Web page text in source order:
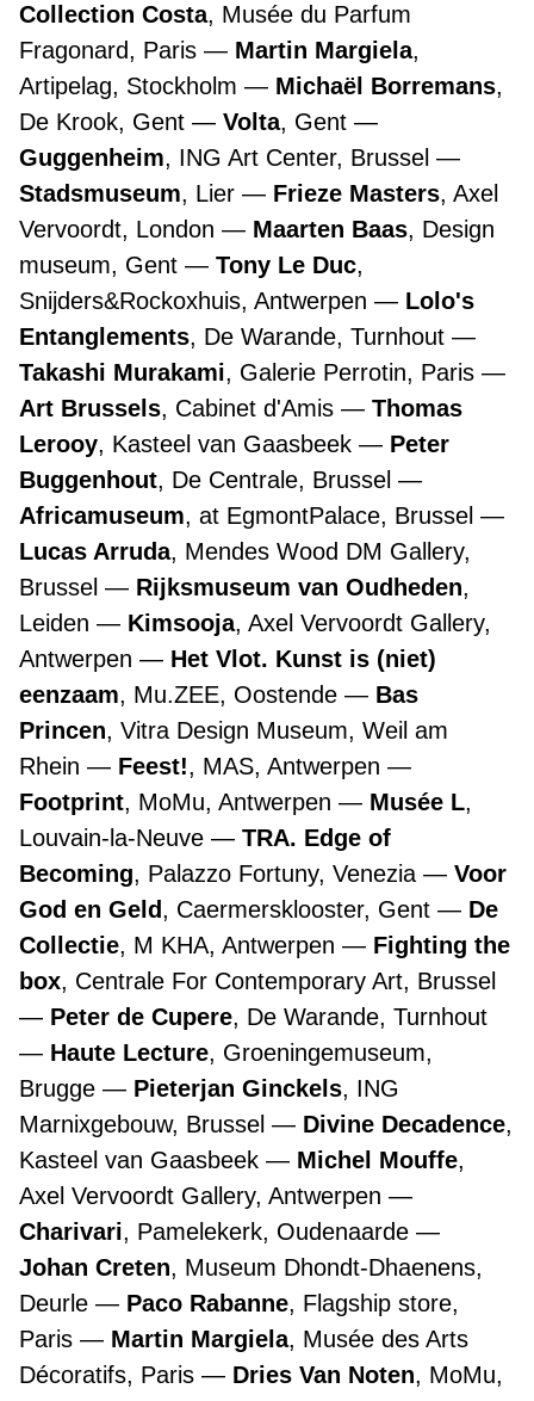
Collection Costa, Musée du Parfum
Fragonard, Paris
Martin Margiela,
Artipelag, Stockholm
Michaël Borremans,
De Krook, Gent
Volta, Gent
Guggenheim, ING Art Center, Brussel
Stadsmuseum, Lier Frieze Masters, Axel
Vervoordt, London
Maarten Baas, Design
museum, Gent
Tony Le Duc,
Snijders&Rockoxhuis, Antwerpen
Lolo's
Entanglements, De Warande, Turnhout
Takashi Murakami, Galerie Perrotin, Paris
Art Brussels, Cabinet d'Amis
Thomas
Lerooy, Kasteel van Gaasbeek
Peter
Buggenhout, De Centrale, Brussel
Africamuseum, at EgmontPalace, Brussel
Lucas Arruda, Mendes Wood DM Gallery,
Brussel
Rijksmuseum van Oudheden,
Leiden
Kimsooja, Axel Vervoordt Gallery,
Antwerpen
Het Vlot. Kunst is (niet)
eenzaam, Mu.ZEE, Oostende
Bas
Princen, Vitra Design Museum, Weil am
Rhein
Feest!, MAS, Antwerpen
Footprint, MoMu, Antwerpen Musée L,
Louvain-la-Neuve
TRA. Edge of
Becoming, Palazzo Fortuny, Venezia
Voor
God en Geld, Caermersklooster, Gent
De
Collectie, M KHA, Antwerpen
Fighting the
box, Centrale For Contemporary Art, Brussel
Peter de Cupere, De Warande, Turnhout
Haute Lecture, Groeningemuseum,
Brugge
Pieterjan Ginckels, ING
Marnixgebouw, Brussel
Divine Decadence,
Kasteel van Gaasbeek
Michel Mouffe,
Axel Vervoordt Gallery, Antwerpen
Charivari, Pamelekerk, Oudenaarde
Johan Creten, Museum Dhondt-Dhaenens,
Deurle
Paco Rabanne, Flagship store,
Paris
Martin Margiela, Musée des Arts
Décoratifs, Paris
Dries Van Noten, MoMu,